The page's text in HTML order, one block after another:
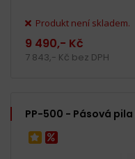
Produkt není skladem.
9 490,- Kč
7 843,- Kč bez DPH
PP-500 - Pásová